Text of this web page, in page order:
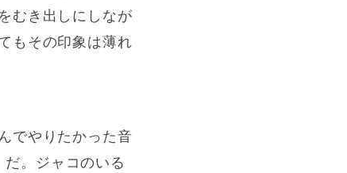
むき出しにしなが
もその印象は薄れ
でやりたかった音
。ジャコのいる